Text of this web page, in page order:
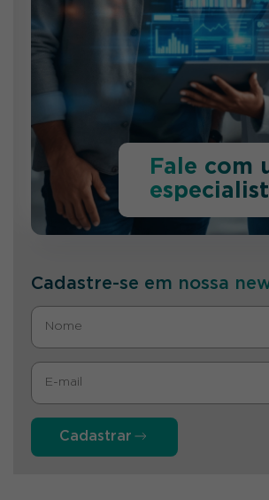
Fale com
Cadastre-se em nossa
Cadastrar